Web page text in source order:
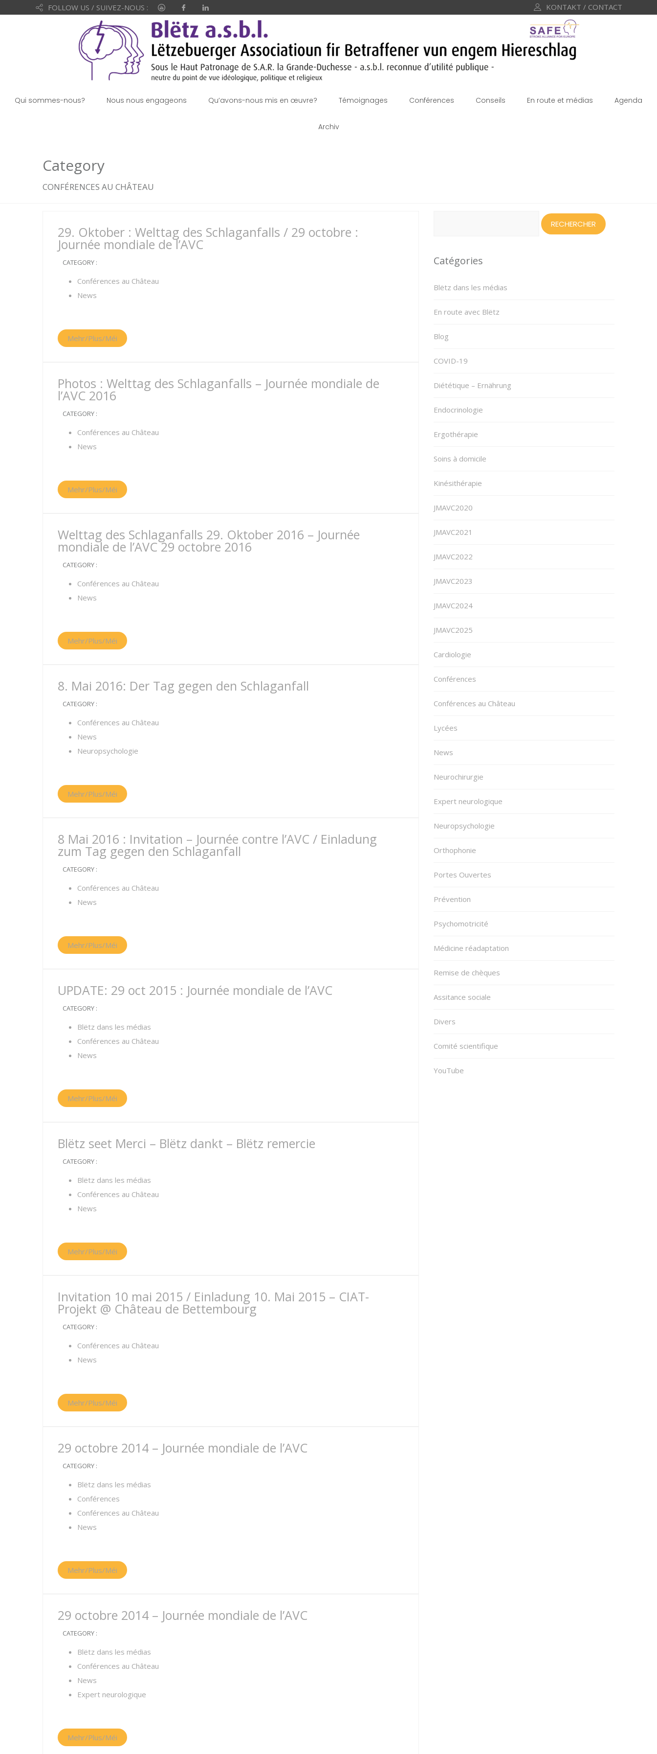
FOLLOW US / SUIVEZ-NOUS : KONTAKT / CONTACT
Qui sommes-nous? Nous nous engageons Qu’avons-nous mis en œuvre? Témoignages Conférences Conseils En route et médias Agenda
Archiv
Category
CONFÉRENCES AU CHÂTEAU
29. Oktober : Welttag des Schlaganfalls / 29 octobre :
Journée mondiale de l’AVC
CATEGORY :
Conférences au Château
News
Mehr/Plus/Méi
Photos : Welttag des Schlaganfalls – Journée mondiale de
l’AVC 2016
CATEGORY :
Conférences au Château
News
Mehr/Plus/Méi
Welttag des Schlaganfalls 29. Oktober 2016 – Journée
mondiale de l’AVC 29 octobre 2016
CATEGORY :
Conférences au Château
News
Mehr/Plus/Méi
8. Mai 2016: Der Tag gegen den Schlaganfall
CATEGORY :
Conférences au Château
News
Neuropsychologie
Mehr/Plus/Méi
8 Mai 2016 : Invitation – Journée contre l’AVC / Einladung
zum Tag gegen den Schlaganfall
CATEGORY :
Conférences au Château
News
Mehr/Plus/Méi
UPDATE: 29 oct 2015 : Journée mondiale de l’AVC
CATEGORY :
Blëtz dans les médias
Conférences au Château
News
Mehr/Plus/Méi
Blëtz seet Merci – Blëtz dankt – Blëtz remercie
CATEGORY :
Blëtz dans les médias
Conférences au Château
News
Mehr/Plus/Méi
Invitation 10 mai 2015 / Einladung 10. Mai 2015 – CIAT-
Projekt @ Château de Bettembourg
CATEGORY :
Conférences au Château
News
Mehr/Plus/Méi
29 octobre 2014 – Journée mondiale de l’AVC
CATEGORY :
Blëtz dans les médias
Conférences
Conférences au Château
News
Mehr/Plus/Méi
29 octobre 2014 – Journée mondiale de l’AVC
CATEGORY :
Blëtz dans les médias
Conférences au Château
News
Expert neurologique
Mehr/Plus/Méi
Catégories
Blëtz dans les médias
En route avec Blëtz
Blog
COVID-19
Diététique – Ernährung
Endocrinologie
Ergothérapie
Soins à domicile
Kinésithérapie
JMAVC2020
JMAVC2021
JMAVC2022
JMAVC2023
JMAVC2024
JMAVC2025
Cardiologie
Conférences
Conférences au Château
Lycées
News
Neurochirurgie
Expert neurologique
Neuropsychologie
Orthophonie
Portes Ouvertes
Prévention
Psychomotricité
Médicine réadaptation
Remise de chèques
Assitance sociale
Divers
Comité scientifique
YouTube